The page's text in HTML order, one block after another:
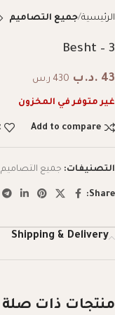
الرئيسية جميع التصاميم
Besht – 3
43 .د.ب 430 ر.س
غير متوفر في المخزون
Add to compare
التصنيفات: جميع التصاميم
Share:
Shipping & Delivery
منتجات ذات صلة